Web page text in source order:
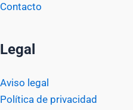
Contacto
Legal
Aviso legal
Política de privacidad